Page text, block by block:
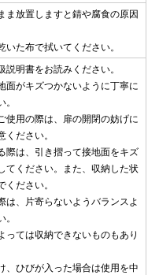
ま放置しますと錆や腐食の原因
いた布で拭いてください。
説明書をお読みください。
面がキズつかないように丁寧に
使用の際は、扉の開閉の妨げに
ださい。
際は、引き摺って接地面をキズ
てください。また、収納した状
ださい。
は、片寄らないようバランスよ
っては収納できないものもあり
、ひびが入った場合は使用を中